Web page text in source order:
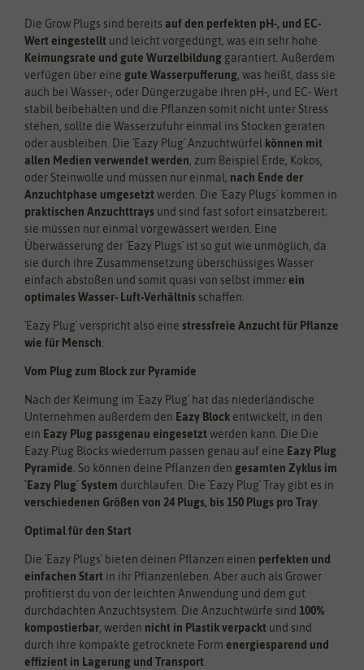
Die Grow Plugs sind bereits auf den perfekten pH-, und EC-
Wert eingestellt und leicht vorgedüngt, was ein sehr hohe
Keimungsrate und gute Wurzelbildung garantiert. Außerdem
verfügen über eine gute Wasserpufferung, was heißt, dass sie
auch bei Wasser-, oder Düngerzugabe ihren pH-, und EC- Wert
stabil beibehalten und die Pflanzen somit nicht unter Stress
stehen, sollte die Wasserzufuhr einmal ins Stocken geraten
oder ausbleiben. Die `Eazy Plug´ Anzuchtwürfel
können mit
allen Medien verwendet werden, zum Beispiel Erde, Kokos,
oder Steinwolle und müssen nur einmal, nach Ende der
Anzuchtphase umgesetzt werden. Die `Eazy Plugs´ kommen in
praktischen Anzuchttrays und sind fast sofort einsatzbereit;
sie müssen nur einmal vorgewässert werden. Eine
Überwässerung der `Eazy Plugs´ ist so gut wie unmöglich, da
sie durch ihre Zusammensetzung überschüssiges Wasser
einfach abstoßen und somit quasi von selbst immerein
optimales Wasser- Luft-Verhältnis schaffen.
`Eazy Plug´ verspricht also eine stressfreie Anzucht für Pflanze
wie für Mensch
Vom Plug zum Block zur Pyramide
Nach der Keimung im `Eazy Plug´ hat das niederländische
Unternehmen außerdem den Eazy Block entwickelt, in den
ein Eazy Plug passgenau eingesetzt werden kann. Die Die
Eazy Plug Blocks wiederrum passen genau auf eine Eazy Plug
Pyramide . So können deine Pflanzen den gesamten Zyklus im
`Eazy Plug´ System durchlaufen. Die `Eazy Plug´ Tray gibt es in
verschiedenen Größen von 24 Plugs, bis 150 Plugs pro Tray
Optimal für den Start
Die `Eazy Plugs´ bieten deinen Pflanzen einen perfekten und
einfachen Start in ihr Pflanzenleben. Aber auch als Grower
profitierst du von der leichten Anwendung und dem gut
durchdachten Anzuchtsystem. Die Anzuchtwürfe sind 100%
kompostierbar, werden nicht in Plastik verpackt und sind
durch ihre kompakte getrocknete Form energiesparend und
effizient in Lagerung und Transport